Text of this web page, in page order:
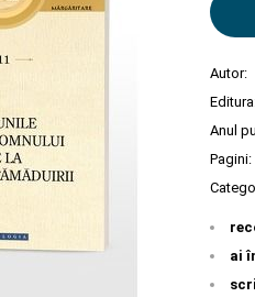
Autor:
Anul
Pagini:
ai